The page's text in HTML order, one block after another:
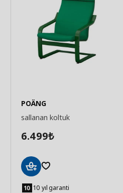
POÄNG
sallanan koltuk
6.499₺
Ekle 10 yıl garanti